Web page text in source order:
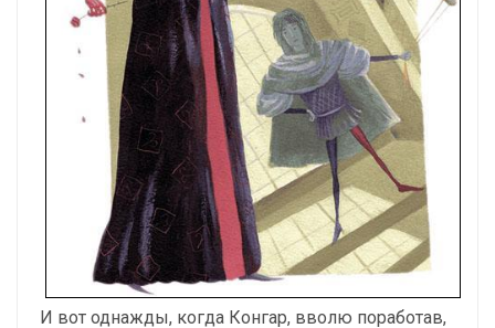
И вот однажды, когда Конгар, вволю поработав,